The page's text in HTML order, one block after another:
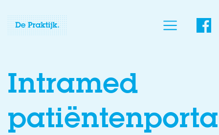
Intramed